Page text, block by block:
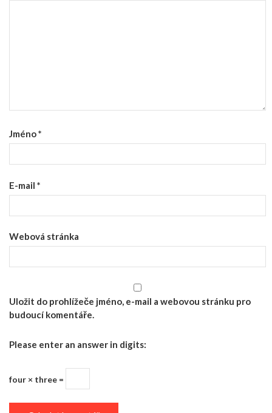
Jméno*
E-mail *
Webová stránka
Uložit do prohlížeče jméno, e-mail a webovou stránku pro
budoucí komentáře.
Please enter an answer in digits:
four × three =